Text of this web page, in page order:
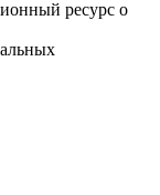
ресурс о